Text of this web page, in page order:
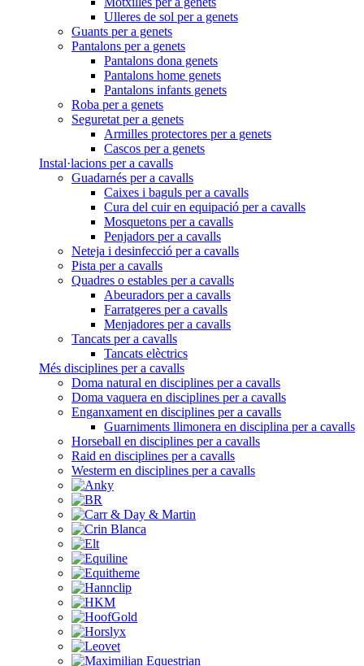
Ulleres de sol per a genets
Guants per a genets
Pantalons per a genets
Pantalons dona genets
Pantalons home genets
Pantalons infants genets
Roba per a genets
Seguretat per a genets
Armilles protectores per a genets
Cascos per a genets
Instal·lacions per a cavalls
Guadarnés per a cavalls
Caixes i baguls per a cavalls
Cura del cuir en equipació per a cavalls
Mosquetons per a cavalls
Penjadors per a cavalls
Neteja i desinfecció per a cavalls
Pista per a cavalls
Quadres o estables per a cavalls
Abeuradors per a cavalls
Farratgeres per a cavalls
Menjadores per a cavalls
Tancats per a cavalls
Tancats elèctrics
Més disciplines per a cavalls
Doma natural en disciplines per a cavalls
Doma vaquera en disciplines per a cavalls
Enganxament en disciplines per a cavalls
Guarniments llimonera en disciplina per a cavalls
Horseball en disciplines per a cavalls
Raid en disciplines per a cavalls
Westerm en disciplines per a cavalls